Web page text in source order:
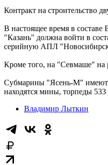
Контракт на строительство
В настоящее время в
"Казань" должна войти в
серийную АПЛ "Новосибирск"
Кроме того, на "Севмаше" на
Субмарины "Ясень-М" имеют
находятся мины, торпеды
Владимир Лыткин